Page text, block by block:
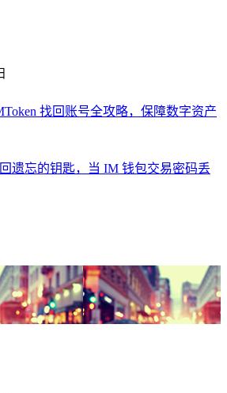
找回账号全攻略，保障数字资产
遗忘的钥匙，当 IM 钱包交易密码丢